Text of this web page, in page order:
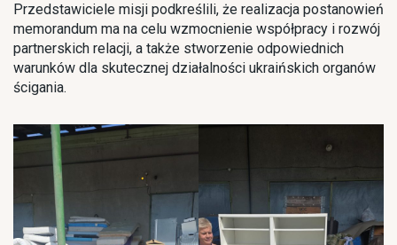
Przedstawiciele misji podkreślili, że realizacja postanowień
memorandum ma na celu wzmocnienie współpracy i rozwój
partnerskich relacji, a także stworzenie odpowiednich
warunków dla skutecznej działalności ukraińskich organów
ścigania.